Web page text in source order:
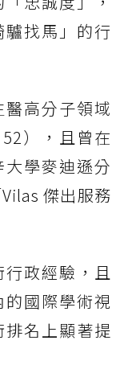
找馬」的行
高分子領域
），且曾在
學麥迪遜分
傑出服務
政經驗，且
國際學術視
名上顯著提